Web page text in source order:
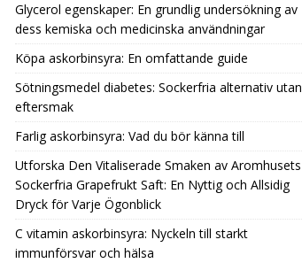
Glycerol egenskaper: En grundlig undersökning av
dess kemiska och medicinska användningar
Köpa askorbinsyra: En omfattande guide
Sötningsmedel diabetes: Sockerfria alternativ utan
eftersmak
Farlig askorbinsyra: Vad du bör känna till
Utforska Den Vitaliserade Smaken av Aromhusets
Sockerfria Grapefrukt Saft: En Nyttig och Allsidig
Dryck för Varje Ögonblick
C vitamin askorbinsyra: Nyckeln till starkt
immunförsvar och hälsa